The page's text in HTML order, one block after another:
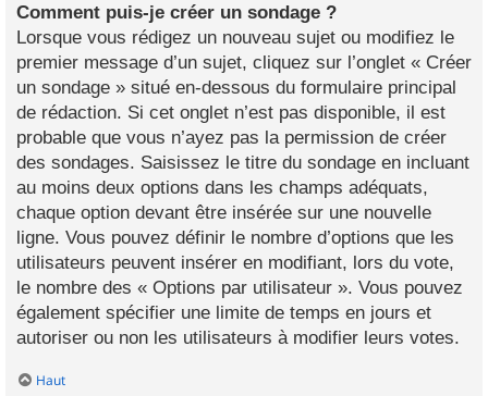
Comment puis-je créer un sondage ?
Lorsque vous rédigez un nouveau sujet ou modifiez le
premier message d’un sujet, cliquez sur l’onglet « Créer
un sondage » situé en-dessous du formulaire principal
de rédaction. Si cet onglet n’est pas disponible, il est
probable que vous n’ayez pas la permission de créer
des sondages. Saisissez le titre du sondage en incluant
au moins deux options dans les champs adéquats,
chaque option devant être insérée sur une nouvelle
ligne. Vous pouvez définir le nombre d’options que les
utilisateurs peuvent insérer en modifiant, lors du vote,
le nombre des « Options par utilisateur ». Vous pouvez
également spécifier une limite de temps en jours et
autoriser ou non les utilisateurs à modifier leurs votes.
Haut